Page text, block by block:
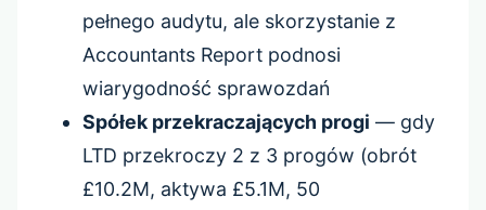
pełnego audytu, ale skorzystanie z
Accountants Report podnosi
wiarygodność sprawozdań
Spółek przekraczających progi — gdy
LTD przekroczy 2 z 3 progów (obrót
£10.2M, aktywa £5.1M, 50